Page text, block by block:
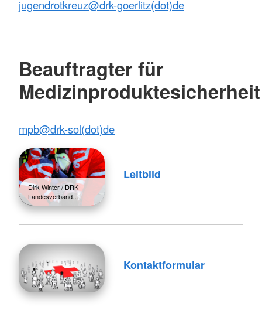
jugendrotkreuz@drk-goerlitz(dot)de
Beauftragter für
Medizinproduktesicherheit
mpb@drk-sol(dot)de
Dirk Winter / DRK-
Landesverband…
Leitbild
Kontaktformular